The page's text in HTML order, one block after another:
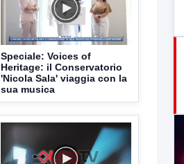
Speciale: Voices of
Heritage: il Conservatorio
'Nicola Sala' viaggia con la
sua musica